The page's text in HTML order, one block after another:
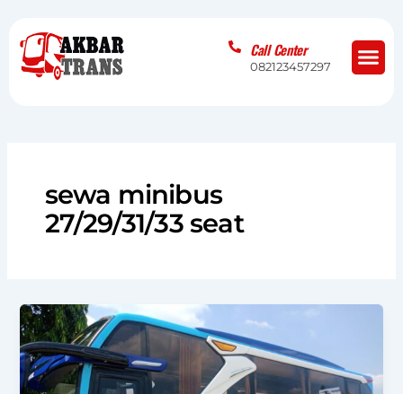
content
Call Center
082123457297
sewa minibus
27/29/31/33 seat